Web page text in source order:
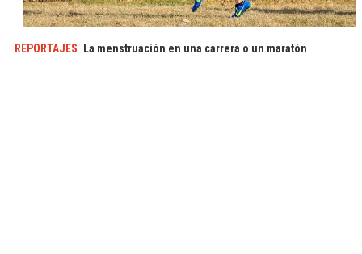
REPORTAJES La menstruación en una carrera o un maratón